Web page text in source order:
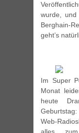
wurde, und
Berghain-
geht’s
Im Super
Monat
heute
Web-